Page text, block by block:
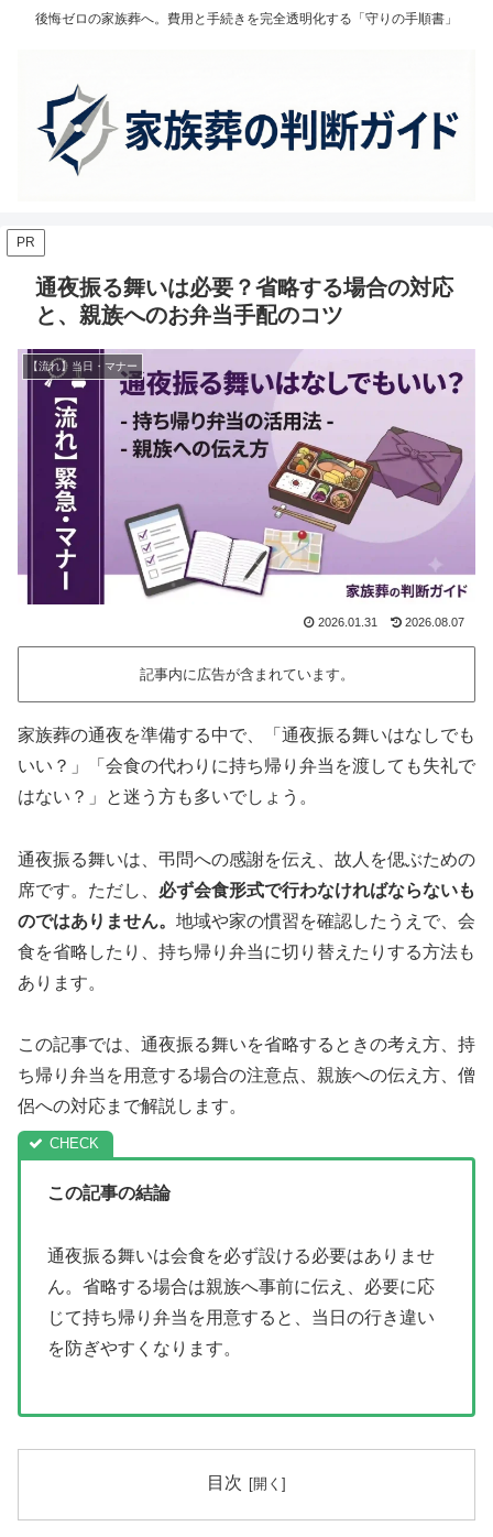
後悔ゼロの家族葬へ。費用と手続きを完全透明化する「守りの手順書」
PR
通夜振る舞いは必要？省略する場合の対応
と、親族へのお弁当手配のコツ
【流れ】当日・マナー
2026.01.31 2026.08.07
記事内に広告が含まれています。
家族葬の通夜を準備する中で、「通夜振る舞いはなしでも
いい？」「会食の代わりに持ち帰り弁当を渡しても失礼で
はない？」と迷う方も多いでしょう。
通夜振る舞いは、弔問への感謝を伝え、故人を偲ぶための
席です。ただし、 必ず会食形式で行わなければならないも
のではありません。 地域や家の慣習を確認したうえで、会
食を省略したり、持ち帰り弁当に切り替えたりする方法も
あります。
この記事では、通夜振る舞いを省略するときの考え方、持
ち帰り弁当を用意する場合の注意点、親族への伝え方、僧
侶への対応まで解説します。
この記事の結論
通夜振る舞いは会食を必ず設ける必要はありませ
ん。省略する場合は親族へ事前に伝え、必要に応
じて持ち帰り弁当を用意すると、当日の行き違い
を防ぎやすくなります。
目次